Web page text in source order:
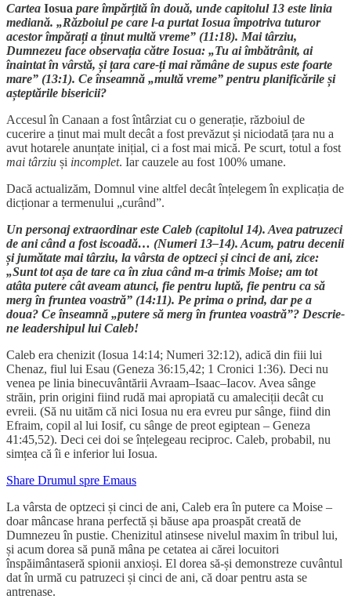
Cartea Iosua pare împărțită în două, unde capitolul 13 este linia
mediană. „Războiul pe care l-a purtat Iosua împotriva tuturor
acestor împărați a ținut multă vreme” (11:18). Mai târziu,
Dumnezeu face observația către Iosua: „Tu ai îmbătrânit, ai
înaintat în vârstă, și țara care-ți mai rămâne de supus este foarte
mare” (13:1). Ce înseamnă „multă vreme” pentru planificările și
așteptările bisericii?
Accesul în Canaan a fost întârziat cu o generație, războiul de
cucerire a ținut mai mult decât a fost prevăzut și niciodată țara nu a
avut hotarele anunțate inițial, ci a fost mai mică. Pe scurt, totul a fost
mai târziu și incomplet. Iar cauzele au fost 100% umane.
Dacă actualizăm, Domnul vine altfel decât înțelegem în explicația de
dicționar a termenului „curând”.
Un personaj extraordinar este Caleb (capitolul 14). Avea patruzeci
de ani când a fost iscoadă… (Numeri 13–14). Acum, patru decenii
și jumătate mai târziu, la vârsta de optzeci și cinci de ani, zice:
„Sunt tot așa de tare ca în ziua când m-a trimis Moise; am tot
atâta putere cât aveam atunci, fie pentru luptă, fie pentru ca să
merg în fruntea voastră” (14:11). Pe prima o prind, dar pe a
doua? Ce înseamnă „putere să merg în fruntea voastră”? Descrie-
ne leadershipul lui Caleb!
Caleb era chenizit (Iosua 14:14; Numeri 32:12), adică din fiii lui
Chenaz, fiul lui Esau (Geneza 36:15,42; 1 Cronici 1:36). Deci nu
venea pe linia binecuvântării Avraam–Isaac–Iacov. Avea sânge
străin, prin origini fiind rudă mai apropiată cu amaleciții decât cu
evreii. (Să nu uităm că nici Iosua nu era evreu pur sânge, fiind din
Efraim, copil al lui Iosif, cu sânge de preot egiptean – Geneza
41:45,52). Deci cei doi se înțelegeau reciproc. Caleb, probabil, nu
simțea că îi e inferior lui Iosua.
Share Drumul spre Emaus
La vârsta de optzeci și cinci de ani, Caleb era în putere ca Moise –
doar mâncase hrana perfectă și băuse apa proaspăt creată de
Dumnezeu în pustie. Chenizitul atinsese nivelul maxim în tribul lui,
și acum dorea să pună mâna pe cetatea ai cărei locuitori
înspăimântaseră spionii anxioși. El dorea să-și demonstreze cuvântul
dat în urmă cu patruzeci și cinci de ani, că doar pentru asta se
antrenase.